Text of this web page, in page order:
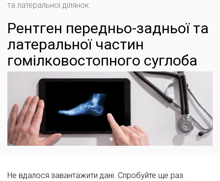
та латеральної ділянок
Рентген передньо-задньої та
латеральної частин
гомілковостопного суглоба
Не вдалося завантажити дані. Спробуйте ще раз.